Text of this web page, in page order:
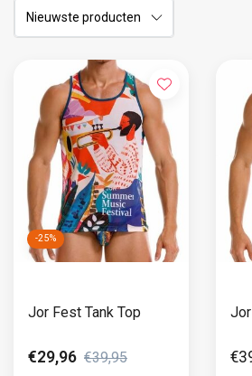
-25%
Jor Fest Tank Top
€29,96 €39,95